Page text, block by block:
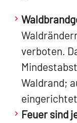
verboten.
Waldrand;
Feuer sind